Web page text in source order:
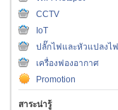
CCTV
IoT
ปลั๊กไฟและหัวแปลงไฟ
เครื่องฟองอากาศ
Promotion
สาระน่ารู้